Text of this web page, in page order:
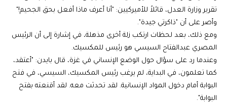
تقرير وزارة العدل، قائلاً للأميركيين: "أنا أعرف ماذا أفعل بحق الجحيم!"
وأصر على أن "ذاكرتي جيدة".
ومع ذلك، بعد لحظات ارتكب زلة أخرى مذهلة، في إشارة إلى أن الرئيس
المصري عبدالفتاح السيسي هو رئيس للمكسيك.
وعندما رد على سؤال حول الوضع الإنساني في غزة، قال بايدن: "أعتقد،
كما تعلمون، في البداية، لم يرغب رئيس المكسيك، السيسي، في فتح
البوابة أمام دخول المواد الإنسانية. لقد تحدثت معه. لقد أقنعته بفتح
البوابة".